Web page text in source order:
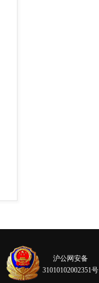
沪公网安备
31010102002351号